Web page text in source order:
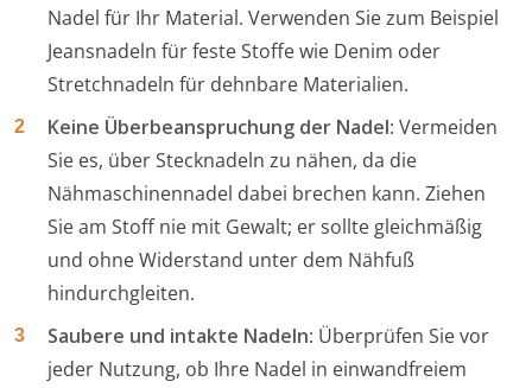
Nadel für Ihr Material. Verwenden Sie zum Beispiel
Jeansnadeln für feste Stoffe wie Denim oder
Stretchnadeln für dehnbare Materialien.
Keine Überbeanspruchung der Nadel: Vermeiden
Sie es, über Stecknadeln zu nähen, da die
Nähmaschinennadel dabei brechen kann. Ziehen
Sie am Stoff nie mit Gewalt; er sollte gleichmäßig
und ohne Widerstand unter dem Nähfuß
hindurchgleiten.
Saubere und intakte Nadeln: Überprüfen Sie vor
jeder Nutzung, ob Ihre Nadel in einwandfreiem